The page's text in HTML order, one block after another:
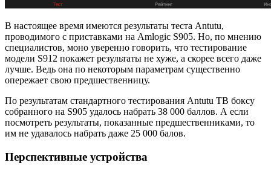
В настоящее время имеются результаты теста Antutu,
проводимого с приставками на Amlogic S905. Но, по мнению
специалистов, моно уверенно говорить, что тестирование
модели S912 покажет результаты не хуже, а скорее всего даже
лучше. Ведь она по некоторым параметрам существенно
опережает свою предшественницу.
По результатам стандартного тестирования Antutu ТВ боксу
собранного на S905 удалось набрать 38 000 баллов. А если
посмотреть результаты, показанные предшественниками, то
им не удавалось набрать даже 25 000 балов.
Перспективные устройства